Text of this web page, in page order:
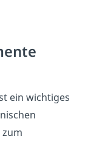
ein wichtiges